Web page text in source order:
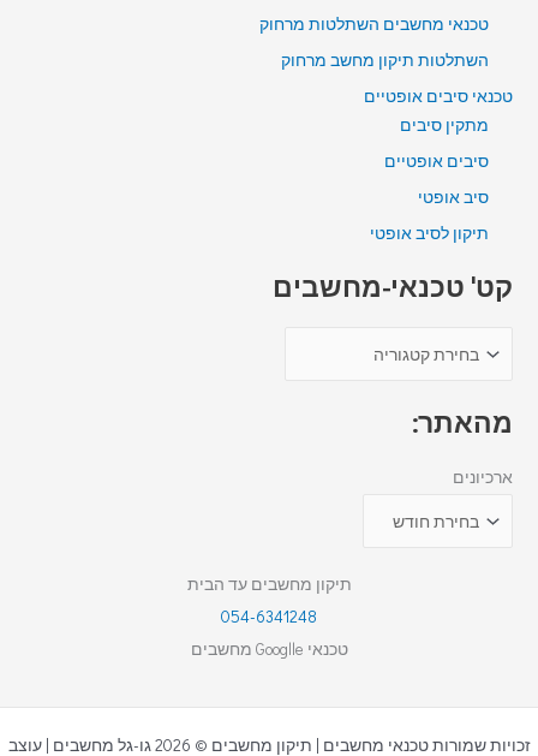
טכנאי מחשבים השתלטות מרחוק
השתלטות תיקון מחשב מרחוק
טכנאי סיבים אופטיים
מתקין סיבים
סיבים אופטיים
סיב אופטי
תיקון לסיב אופטי
קט' טכנאי-מחשבים
מהאתר:
ארכיונים
תיקון מחשבים עד הבית
054-6341248
טכנאי Googlle מחשבים
זכויות שמורות טכנאי מחשבים | תיקון מחשבים © 2026 גו-גל מחשבים | עוצב